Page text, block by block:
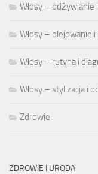
Włosy – odżywianie
Włosy – olejowanie
Włosy – rutyna i
Włosy – stylizacja i
Zdrowie
ZDROWIE I URODA